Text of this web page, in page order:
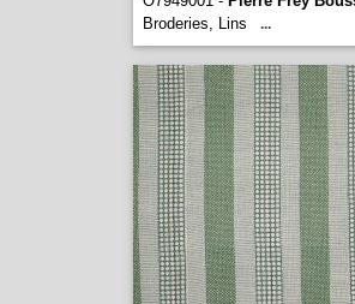
Broderies, Lins
...